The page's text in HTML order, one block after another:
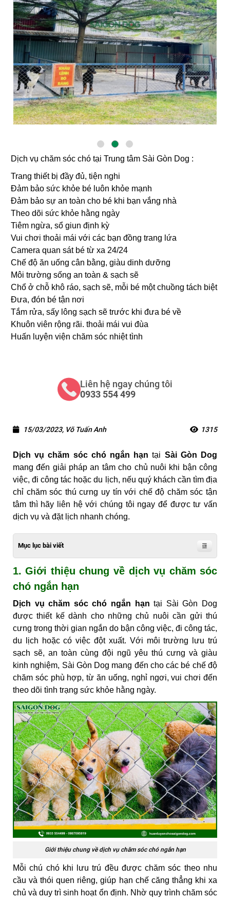
Dịch vụ chăm sóc chó tại Trung tâm Sài Gòn Dog :
Trang thiết bị đầy đủ, tiện nghi
Đảm bảo sức khỏe bé luôn khỏe mạnh
Đảm bảo sự an toàn cho bé khi bạn vắng nhà
Theo dõi sức khỏe hằng ngày
Tiêm ngừa, sổ giun định kỳ
Vui chơi thoải mái với các bạn đồng trang lứa
Camera quan sát bé từ xa 24/24
Chế độ ăn uống cân bằng, giàu dinh dưỡng
Môi trường sống an toàn & sạch sẽ
Chổ ở chỗ khô ráo, sạch sẽ, mỗi bé một chuồng tách biệt
Đưa, đón bé tận nơi
Tắm rửa, sấy lông sạch sẽ trước khi đưa bé về
Khuôn viên rộng rãi. thoải mái vui đùa
Huấn luyện viện chăm sóc nhiệt tình
Liên hệ ngay chúng tôi
0933 554 499
15/03/2023, Võ Tuấn Anh 1315
Dịch vụ chăm sóc chó ngắn hạn tại Sài Gòn Dog
mang đến giải pháp an tâm cho chủ nuôi khi bận công
việc, đi công tác hoặc du lịch, nếu quý khách cần tìm địa
chỉ chăm sóc thú cưng uy tín với chế độ chăm sóc tận
tâm thì hãy liên hệ với chúng tôi ngay để được tư vấn
dịch vụ và đặt lịch nhanh chóng.
Mục lục bài viết
1. Giới thiệu chung về dịch vụ chăm sóc
chó ngắn hạn
Dịch vụ chăm sóc chó ngắn hạn tại Sài Gòn Dog
được thiết kế dành cho những chủ nuôi cần gửi thú
cưng trong thời gian ngắn do bận công việc, đi công tác,
du lịch hoặc có việc đột xuất. Với môi trường lưu trú
sạch sẽ, an toàn cùng đội ngũ yêu thú cưng và giàu
kinh nghiệm, Sài Gòn Dog mang đến cho các bé chế độ
chăm sóc phù hợp, từ ăn uống, nghỉ ngơi, vui chơi đến
theo dõi tình trạng sức khỏe hằng ngày.
Giới thiệu chung về dịch vụ chăm sóc chó ngắn hạn
Mỗi chú chó khi lưu trú đều được chăm sóc theo nhu
cầu và thói quen riêng, giúp hạn chế căng thẳng khi xa
chủ và duy trì sinh hoạt ổn định. Nhờ quy trình chăm sóc